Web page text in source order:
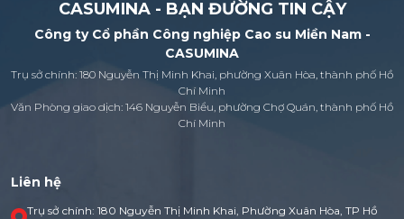
CASUMINA - BẠN ĐƯỜNG TIN CẬY
Công ty Cổ phần Công nghiệp Cao su Miền Nam -
CASUMINA
Trụ sở chính: 180 Nguyễn Thị Minh Khai, phường Xuân Hòa, thành phố Hồ
Chí Minh
Văn Phòng giao dịch: 146 Nguyễn Biểu, phường Chợ Quán, thành phố Hồ
Chí Minh
Liên hệ
Trụ sở chính: 180 Nguyễn Thị Minh Khai, Phường Xuân Hòa, TP Hồ